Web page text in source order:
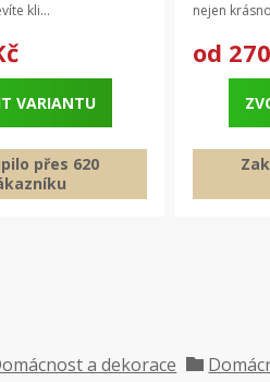
kli...
VARIANTU
přes 620
nejen
od
a dekorace